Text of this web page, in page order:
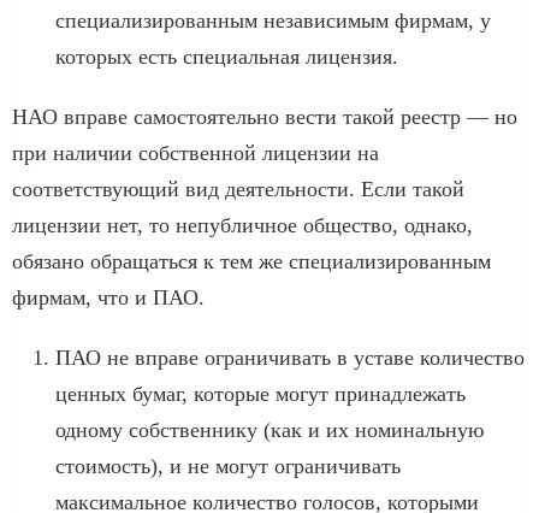
специализированным независимым фирмам, у
которых есть специальная лицензия.
НАО вправе самостоятельно вести такой реестр — но
при наличии собственной лицензии на
соответствующий вид деятельности. Если такой
лицензии нет, то непубличное общество, однако,
обязано обращаться к тем же специализированным
фирмам, что и ПАО.
ПАО не вправе ограничивать в уставе количество
ценных бумаг, которые могут принадлежать
одному собственнику (как и их номинальную
стоимость), и не могут ограничивать
максимальное количество голосов, которыми